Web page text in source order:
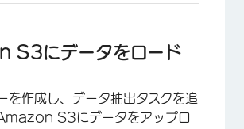
S3にデータをロード
を作成し、データ抽出タスクを追
S3にデータをアップロ